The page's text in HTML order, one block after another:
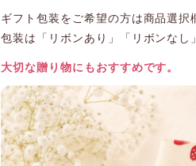
ギフト包装をご希望の方は商品選択
包装は「リボンあり」「リボンなし
大切な贈り物にもおすすめです。